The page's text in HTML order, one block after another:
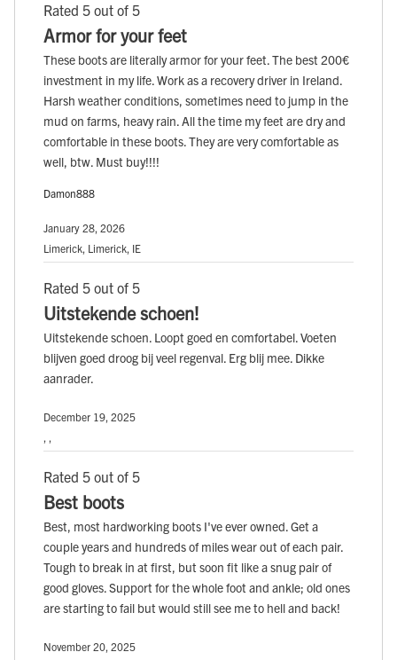
Rated 5 out of 5
Armor for your feet
These boots are literally armor for your feet. The best 200€
investment in my life. Work as a recovery driver in Ireland.
Harsh weather conditions, sometimes need to jump in the
mud on farms, heavy rain. All the time my feet are dry and
comfortable in these boots. They are very comfortable as
well, btw. Must buy!!!!
Damon888
January 28, 2026
Limerick, Limerick, IE
Rated 5 out of 5
Uitstekende schoen!
Uitstekende schoen. Loopt goed en comfortabel. Voeten
blijven goed droog bij veel regenval. Erg blij mee. Dikke
aanrader.
December 19, 2025
Rated 5 out of 5
Best boots
Best, most hardworking boots I've ever owned. Get a
couple years and hundreds of miles wear out of each pair.
Tough to break in at first, but soon fit like a snug pair of
good gloves. Support for the whole foot and ankle; old ones
are starting to fail but would still see me to hell and back!
November 20, 2025